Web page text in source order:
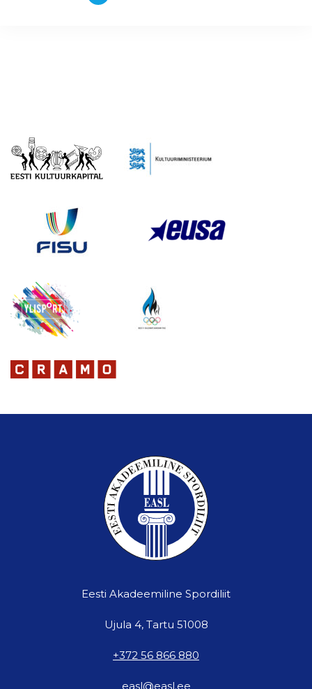
Eesti Akadeemiline Spordiliit
Ujula 4, Tartu 51008
+372 56 866 880
easl@easl.ee